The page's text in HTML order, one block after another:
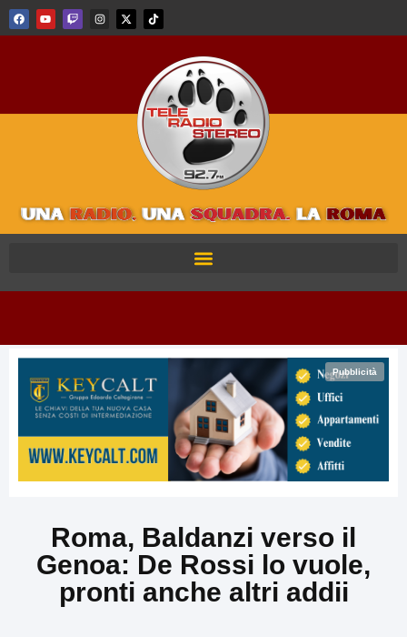
Pubblicità
Roma, Baldanzi verso il
Genoa: De Rossi lo vuole,
pronti anche altri addii